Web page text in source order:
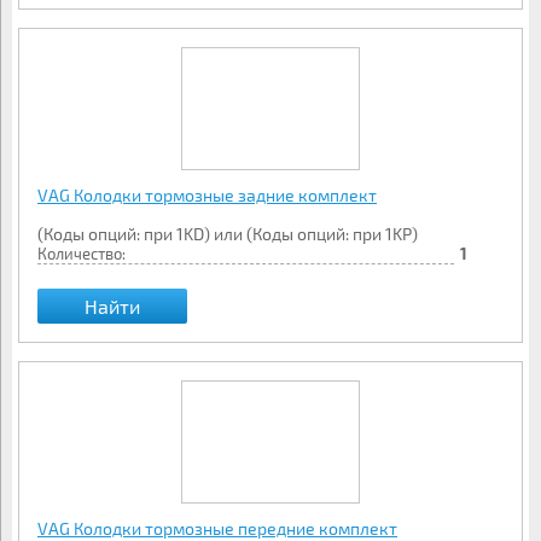
VAG Колодки тормозные задние комплект
(Коды опций: при 1KD) или (Коды опций: при 1KP)
Количество: 1
Найти
VAG Колодки тормозные передние комплект